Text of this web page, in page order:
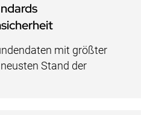
mit größter
Stand der